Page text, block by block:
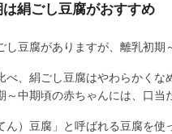
絹ごし豆腐がおすすめ
し豆腐がありますが、離乳初期
べ、絹ごし豆腐はやわらかく
～中期頃の赤ちゃんには、口当
ん）豆腐」と呼ばれる豆腐を